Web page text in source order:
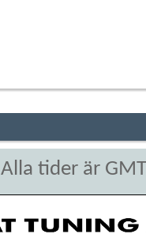
Alla tider är